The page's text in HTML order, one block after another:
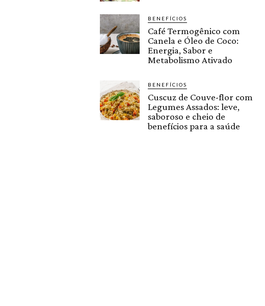
BENEFÍCIOS
Café Termogênico com
Canela e Óleo de Coco:
Energia, Sabor e
Metabolismo Ativado
BENEFÍCIOS
Cuscuz de Couve-flor com
Legumes Assados: leve,
saboroso e cheio de
benefícios para a saúde